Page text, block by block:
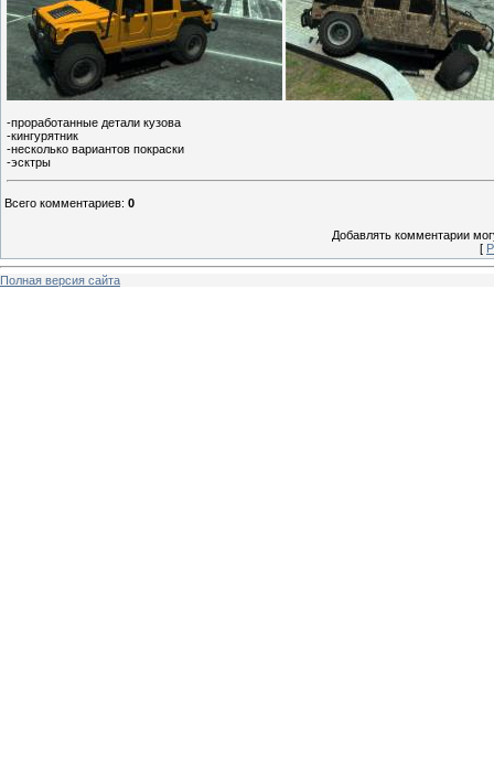
-проработанные детали кузова
-кингурятник
-несколько вариантов покраски
-эсктры
Всего комментариев: 0
Добавлять комментарии
[
Полная версия сайта